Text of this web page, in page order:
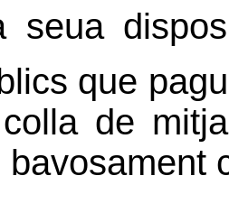
que
de